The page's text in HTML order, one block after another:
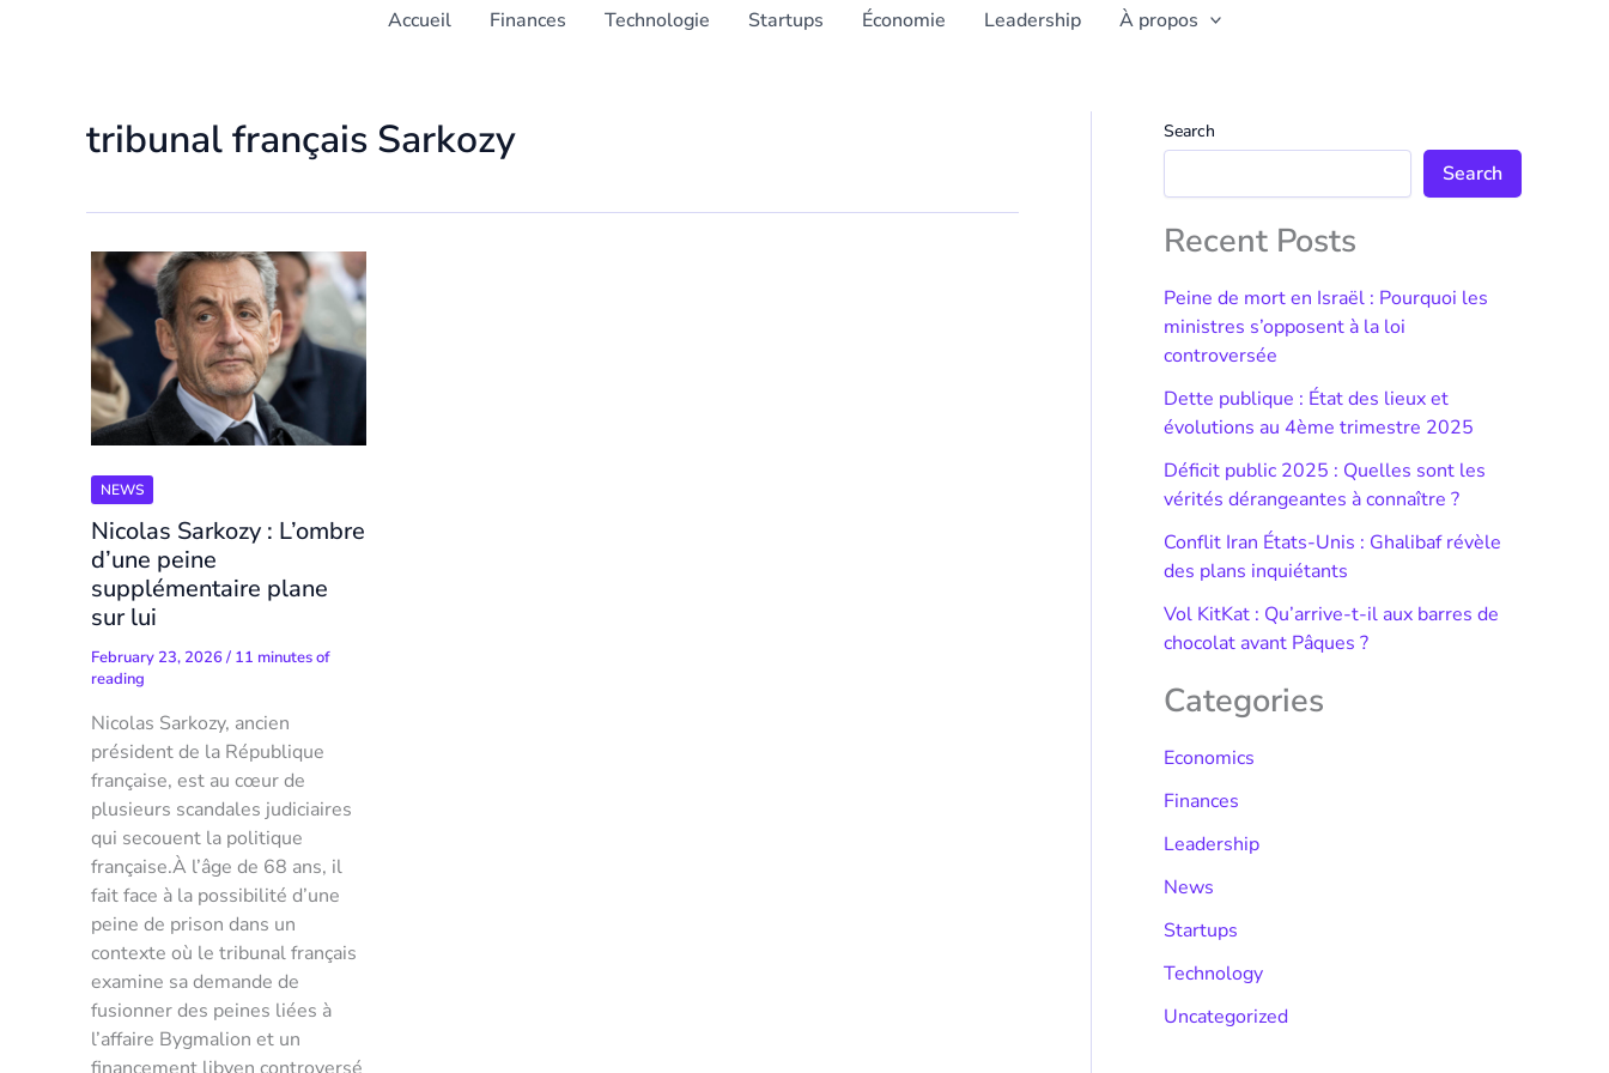
Accueil Finances Technologie Startups Économie Leadership À propos
tribunal français Sarkozy
NEWS
Nicolas Sarkozy : L’ombre
d’une peine
supplémentaire plane
sur lui
February 23, 2026/ 11 minutes of
reading
Nicolas Sarkozy, ancien
président de la République
française, est au cœur de
plusieurs scandales judiciaires
qui secouent la politique
française.À l’âge de 68 ans, il
fait face à la possibilité d’une
peine de prison dans un
contexte où le tribunal français
examine sa demande de
fusionner des peines liées à
l’affaire Bygmalion et un
Search
Search
Recent Posts
Peine de mort en Israël : Pourquoi les
ministres s’opposent à la loi
controversée
Dette publique : État des lieux et
évolutions au 4ème trimestre 2025
Déficit public 2025 : Quelles sont les
vérités dérangeantes à connaître ?
Conflit Iran États-Unis : Ghalibaf révèle
des plans inquiétants
Vol KitKat : Qu’arrive-t-il aux barres de
chocolat avant Pâques ?
Categories
Economics
Finances
Leadership
News
Startups
Technology
Uncategorized